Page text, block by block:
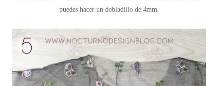
puedes hacer un dobladillo de 4mm.